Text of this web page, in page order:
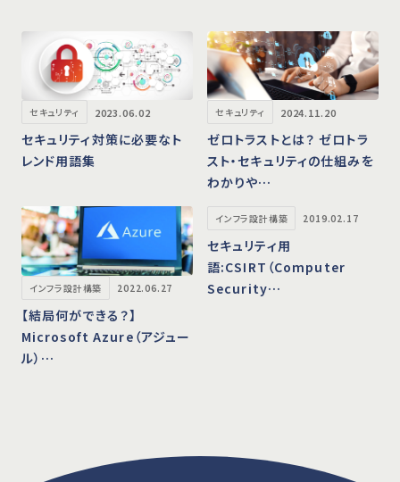
セキュリティ 2023.06.02
セキュリティ対策に必要なト
レンド用語集
セキュリティ 2024.11.20
ゼロトラストとは？ ゼロトラ
スト・セキュリティの仕組みを
わかりや…
インフラ設計構築 2022.06.27
【結局何ができる？】
Microsoft Azure（アジュー
ル）…
インフラ設計構築 2019.02.17
セキュリティ用
語:CSIRT（Computer
Security…